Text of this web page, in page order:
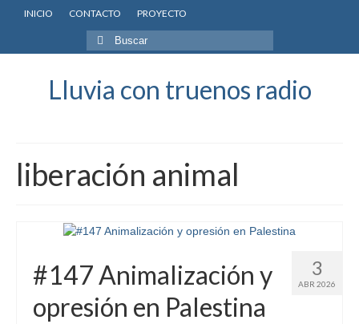
INICIO CONTACTO PROYECTO
Buscar
por:
Lluvia con truenos radio
liberación animal
3
ABR 2026
#147 Animalización y
opresión en Palestina